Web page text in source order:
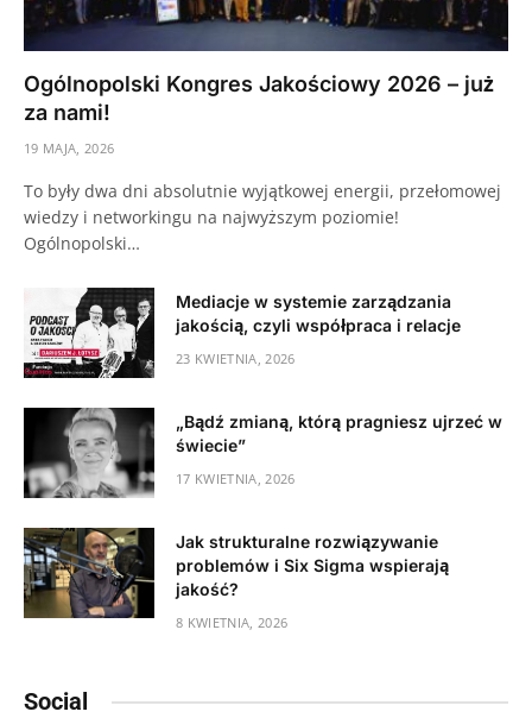
Ogólnopolski Kongres Jakościowy 2026 – już
za nami!
19 MAJA, 2026
To były dwa dni absolutnie wyjątkowej energii, przełomowej
wiedzy i networkingu na najwyższym poziomie!
Ogólnopolski…
Mediacje w systemie zarządzania
jakością, czyli współpraca i relacje
23 KWIETNIA, 2026
„Bądź zmianą, którą pragniesz ujrzeć w
świecie”
17 KWIETNIA, 2026
Jak strukturalne rozwiązywanie
problemów i Six Sigma wspierają
jakość?
8 KWIETNIA, 2026
Social